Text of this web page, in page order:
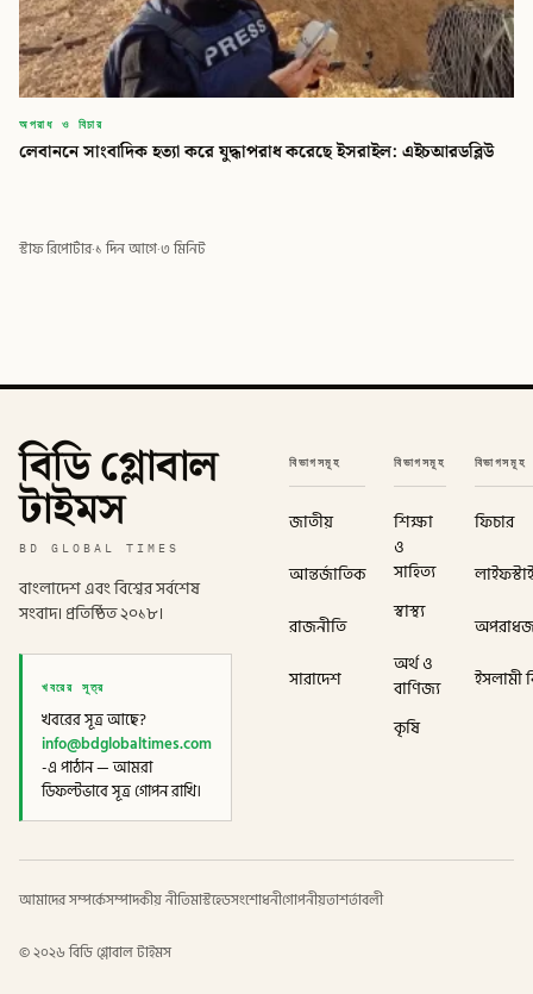
অপরাধ ও বিচার
লেবাননে সাংবাদিক হত্যা করে যুদ্ধাপরাধ করেছে ইসরাইল: এইচআরডব্লিউ
স্টাফ রিপোর্টার·১ দিন আগে·৩ মিনিট
বিডি গ্লোবাল
টাইমস
BD GLOBAL TIMES
বাংলাদেশ এবং বিশ্বের সর্বশেষ
সংবাদ। প্রতিষ্ঠিত ২০১৮।
খবরের সূত্র
খবরের সূত্র আছে?
info@bdglobaltimes.com
-এ পাঠান — আমরা
ডিফল্টভাবে সূত্র গোপন রাখি।
বিভাগসমূহ
জাতীয়
আন্তর্জাতিক
রাজনীতি
সারাদেশ
বিভাগসমূহ
শিক্ষা
ও
সাহিত্য
স্বাস্থ্য
অর্থ ও
বাণিজ্য
কৃষি
বিভাগসমূহ
ফিচার
ইসলামী
আমাদের সম্পর্কেসম্পাদকীয় নীতিমাস্টহেডসংশোধনীগোপনীয়তাশর্তাবলী
©২০২৬ বিডি গ্লোবাল টাইমস